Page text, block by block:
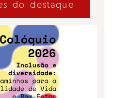
do destaque